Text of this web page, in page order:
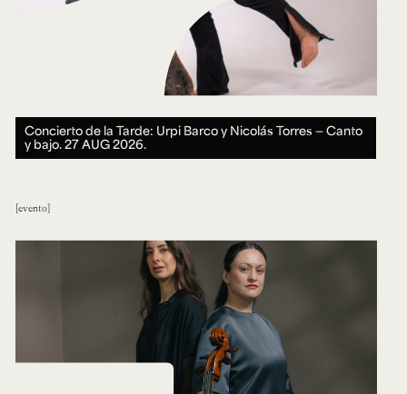
Concierto de la Tarde: Urpi Barco y Nicolás Torres — Canto
y bajo.27 AUG 2026.
evento